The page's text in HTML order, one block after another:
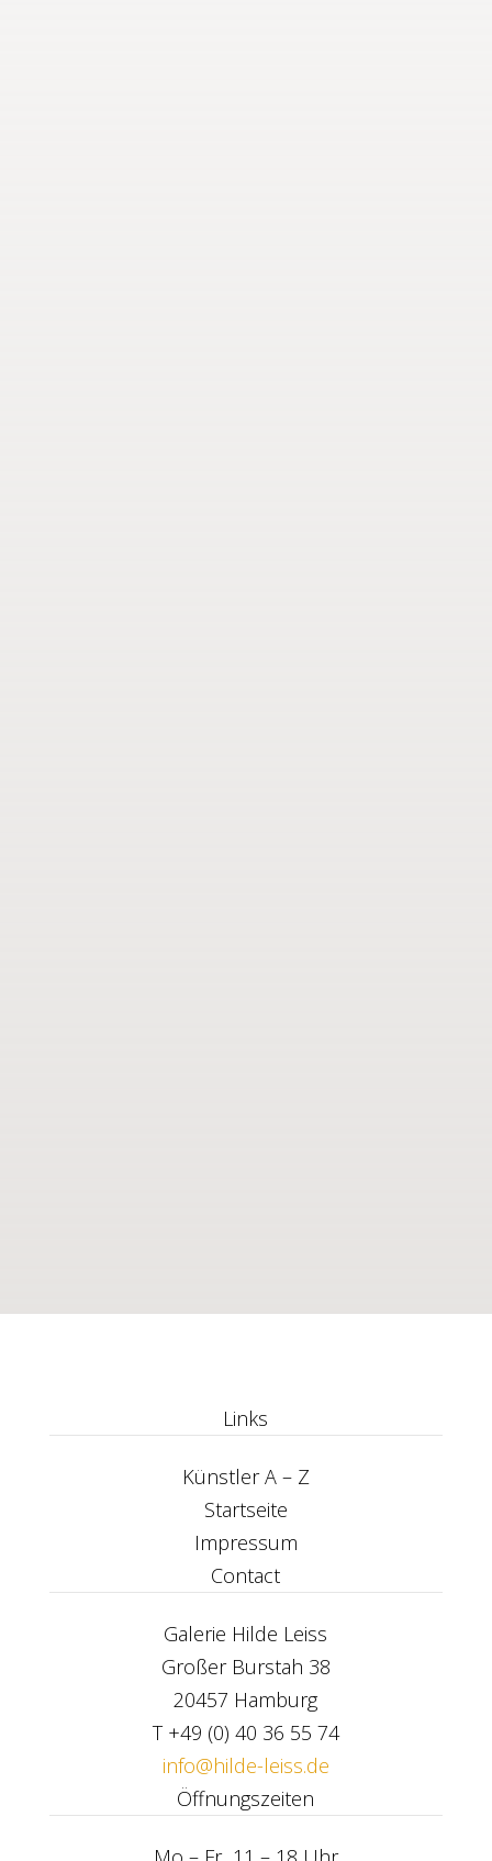
Links
Künstler A – Z
Startseite
Impressum
Contact
Galerie Hilde Leiss
Großer Burstah 38
20457 Hamburg
T +49 (0) 40 36 55 74
info@hilde-leiss.de
Öffnungszeiten